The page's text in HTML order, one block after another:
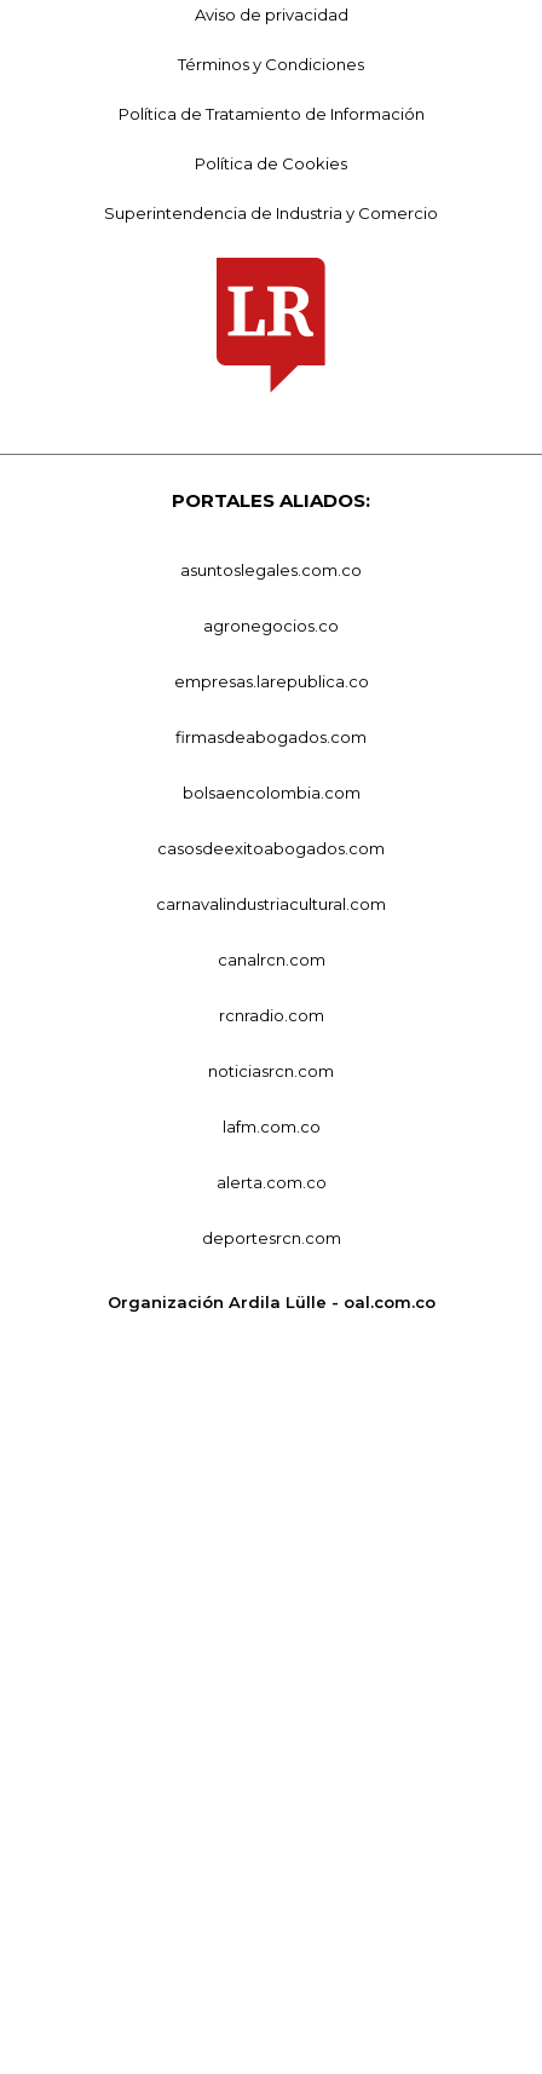
Aviso de privacidad
Términos y Condiciones
Política de Tratamiento de Información
Política de Cookies
Superintendencia de Industria y Comercio
PORTALES ALIADOS:
asuntoslegales.com.co
agronegocios.co
empresas.larepublica.co
firmasdeabogados.com
bolsaencolombia.com
casosdeexitoabogados.com
carnavalindustriacultural.com
canalrcn.com
rcnradio.com
noticiasrcn.com
lafm.com.co
alerta.com.co
deportesrcn.com
Organización Ardila Lülle - oal.com.co